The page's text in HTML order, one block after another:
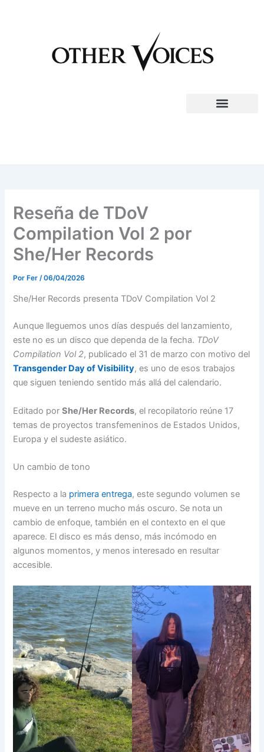
Reseña de TDoV
Compilation Vol 2 por
She/Her Records
PorFer/06/04/2026
She/Her Records presenta TDoV Compilation Vol 2
Aunque lleguemos unos días después del lanzamiento,
este no es un disco que dependa de la fecha. TDoV
Compilation Vol 2, publicado el 31 de marzo con motivo del
Transgender Day of Visibility, es uno de esos trabajos
que siguen teniendo sentido más allá del calendario.
Editado porShe/Her Records, el recopilatorio reúne 17
temas de proyectos transfemeninos de Estados Unidos,
Europa y el sudeste asiático.
Un cambio de tono
Respecto a la primera entrega, este segundo volumen se
mueve en un terreno mucho más oscuro. Se nota un
cambio de enfoque, también en el contexto en el que
aparece. El disco es más denso, más incómodo en
algunos momentos, y menos interesado en resultar
accesible.